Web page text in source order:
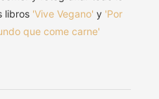
libros 'Vive Vegano' y 'Por
que come carne'